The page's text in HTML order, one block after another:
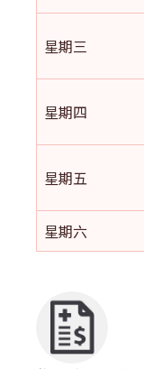
星期三
星期四
星期五
星期六